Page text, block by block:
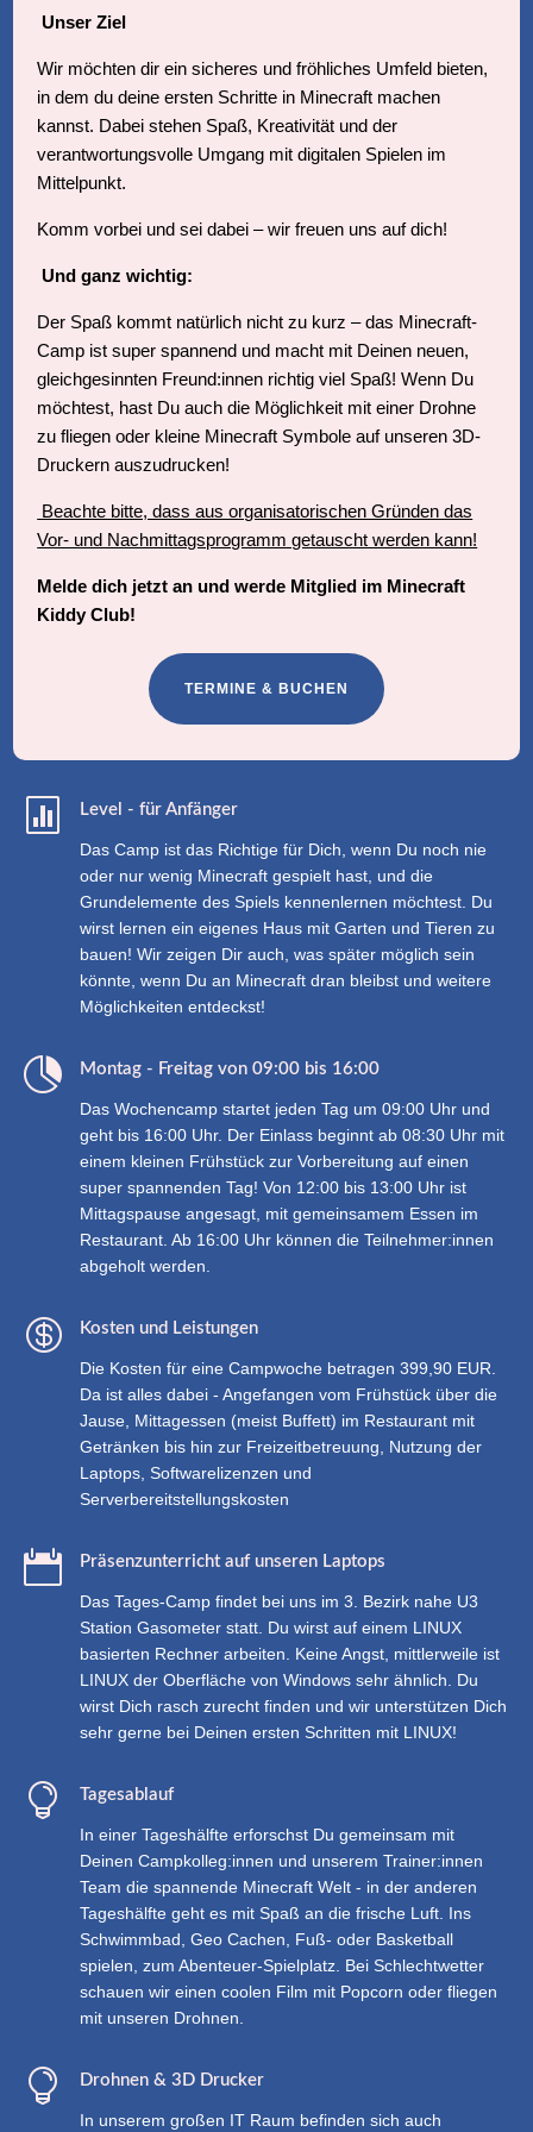
Unser Ziel
Wir möchten dir ein sicheres und fröhliches Umfeld bieten,
in dem du deine ersten Schritte in Minecraft machen
kannst. Dabei stehen Spaß, Kreativität und der
verantwortungsvolle Umgang mit digitalen Spielen im
Mittelpunkt.
Komm vorbei und sei dabei – wir freuen uns auf dich!
Und ganz wichtig:
Der Spaß kommt natürlich nicht zu kurz – das Minecraft-
Camp ist super spannend und macht mit Deinen neuen,
gleichgesinnten Freund:innen richtig viel Spaß! Wenn Du
möchtest, hast Du auch die Möglichkeit mit einer Drohne
zu fliegen oder kleine Minecraft Symbole auf unseren 3D-
Druckern auszudrucken!
Beachte bitte, dass aus organisatorischen Gründen das
Vor- und Nachmittagsprogramm getauscht werden kann!
Melde dich jetzt an und werde Mitglied im Minecraft
Kiddy Club!
TERMINE & BUCHEN
 Level - für Anfänger
Das Camp ist das Richtige für Dich, wenn Du noch nie
oder nur wenig Minecraft gespielt hast, und die
Grundelemente des Spiels kennenlernen möchtest. Du
wirst lernen ein eigenes Haus mit Garten und Tieren zu
bauen! Wir zeigen Dir auch, was später möglich sein
könnte, wenn Du an Minecraft dran bleibst und weitere
Möglichkeiten entdeckst!
 Montag - Freitag von 09:00 bis 16:00
Das Wochencamp startet jeden Tag um 09:00 Uhr und
geht bis 16:00 Uhr. Der Einlass beginnt ab 08:30 Uhr mit
einem kleinen Frühstück zur Vorbereitung auf einen
super spannenden Tag! Von 12:00 bis 13:00 Uhr ist
Mittagspause angesagt, mit gemeinsamem Essen im
Restaurant. Ab 16:00 Uhr können die Teilnehmer:innen
abgeholt werden.
 Kosten und Leistungen
Die Kosten für eine Campwoche betragen 399,90 EUR.
Da ist alles dabei - Angefangen vom Frühstück über die
Jause, Mittagessen (meist Buffett) im Restaurant mit
Getränken bis hin zur Freizeitbetreuung, Nutzung der
Laptops, Softwarelizenzen und
Serverbereitstellungskosten
 Präsenzunterricht auf unseren Laptops
Das Tages-Camp findet bei uns im 3. Bezirk nahe U3
Station Gasometer statt. Du wirst auf einem LINUX
basierten Rechner arbeiten. Keine Angst, mittlerweile ist
LINUX der Oberfläche von Windows sehr ähnlich. Du
wirst Dich rasch zurecht finden und wir unterstützen Dich
sehr gerne bei Deinen ersten Schritten mit LINUX!
 Tagesablauf
In einer Tageshälfte erforschst Du gemeinsam mit
Deinen Campkolleg:innen und unserem Trainer:innen
Team die spannende Minecraft Welt - in der anderen
Tageshälfte geht es mit Spaß an die frische Luft. Ins
Schwimmbad, Geo Cachen, Fuß- oder Basketball
spielen, zum Abenteuer-Spielplatz. Bei Schlechtwetter
schauen wir einen coolen Film mit Popcorn oder fliegen
mit unseren Drohnen.
 Drohnen & 3D Drucker
In unserem großen IT Raum befinden sich auch